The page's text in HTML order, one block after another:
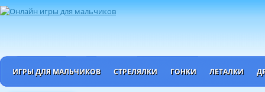
ИГРЫ ДЛЯ МАЛЬЧИКОВ СТРЕЛЯЛКИ ГОНКИ ЛЕТАЛКИ